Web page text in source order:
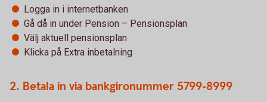
Logga in i internetbanken
Gå då in under Pension – Pensionsplan
Välj aktuell pensionsplan
Klicka på Extra inbetalning
2. Betala in via bankgironummer 5799-8999